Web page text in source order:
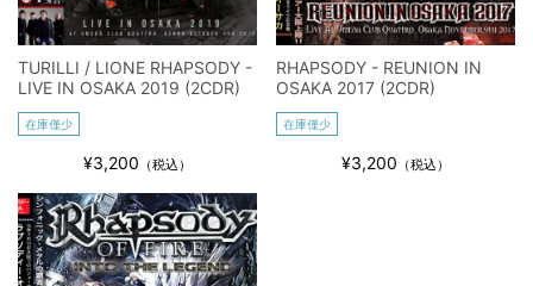
*NEW RELEASE (最新約3ヶ月)
2024.6.9
ジャーニー / 1979年5月8+9日 コロラド州 2公演 SBD 完全収録！
*NEW RELEASE (最新約3ヶ月)
2024.11.9
*NEW RELEASE (最新約3ヶ月)
2024.8.24
ウォーニング / 2024年4月22日 英リーズ公演 超高音質
*NEW RELEASE (最新約3ヶ月)
2024.6.24
ビリー・ジョエル / 2024年3月24日 100Aniv. 米M.S.G公演 完全
収録！
TURILLI / LIONE RHAPSODY -
LIVE IN OSAKA 2019 (2CDR)
在庫僅少
¥3,200 （税込）
RHAPSODY - REUNION IN
OSAKA 2017 (2CDR)
在庫僅少
¥3,200 （税込）